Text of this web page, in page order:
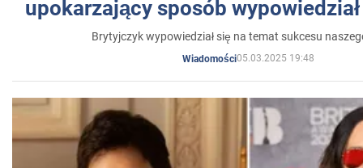
upokarzający sposób
Brytyjczyk wypowiedział się na temat sukcesu
Wiadomości05.03.2025 19:48